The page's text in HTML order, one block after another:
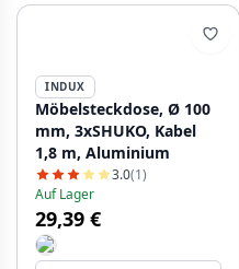
INDUX
Möbelsteckdose, Ø 100
mm, 3xSHUKO, Kabel
1,8 m, Aluminium
3.0(1)
Auf Lager
29,39 €